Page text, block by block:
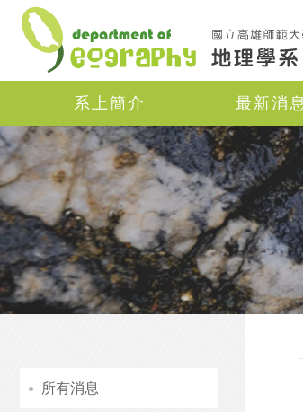
Navigation
系上簡介 最新消
所有消息